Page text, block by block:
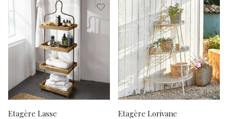
Etagère Lasse Etagère Lorivane